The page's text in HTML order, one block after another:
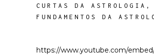
CURTAS DA ASTROLOGIA ,
FUNDAMENTOS DA
https://www.youtube.com/